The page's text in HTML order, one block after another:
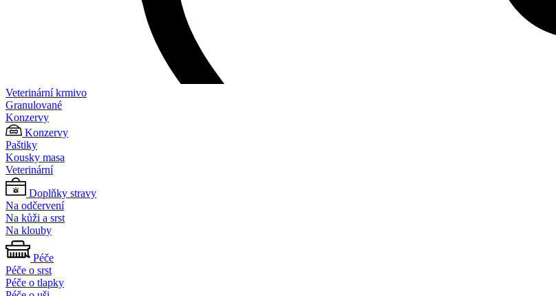
Veterinární krmivo
Granulované
Konzervy
Konzervy
Paštiky
Kousky masa
Veterinární
Doplňky stravy
Na odčervení
Na kůži a srst
Na klouby
Péče
Péče o srst
Péče o tlapky